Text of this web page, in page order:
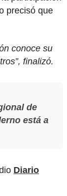
precisó que
conoce su
finalizó.
de
está a
Diario